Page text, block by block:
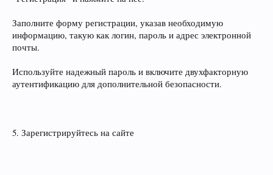
Заполните форму регистрации, указав необходимую
информацию, такую как логин, пароль и адрес электронной
почты.
Используйте надежный пароль и включите двухфакторную
аутентификацию для дополнительной безопасности.
5. Зарегистрируйтесь на сайте